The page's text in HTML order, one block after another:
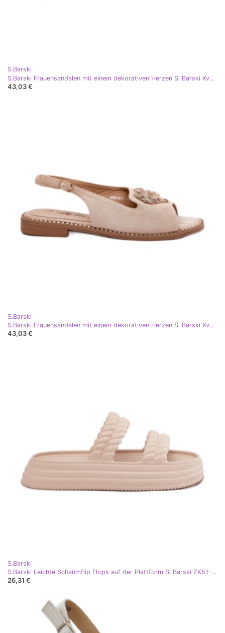
S.Barski
S.Barski Frauensandalen mit einem dekorativen Herzen S. Barski Kv27-018 Dark Beige
43,03 €
S.Barski
S.Barski Frauensandalen mit einem dekorativen Herzen S. Barski Kv27-018 Beige
43,03 €
S.Barski
S.Barski Leichte Schaumflip Flops auf der Plattform S. Barski ZK51-001 Beige
26,31 €